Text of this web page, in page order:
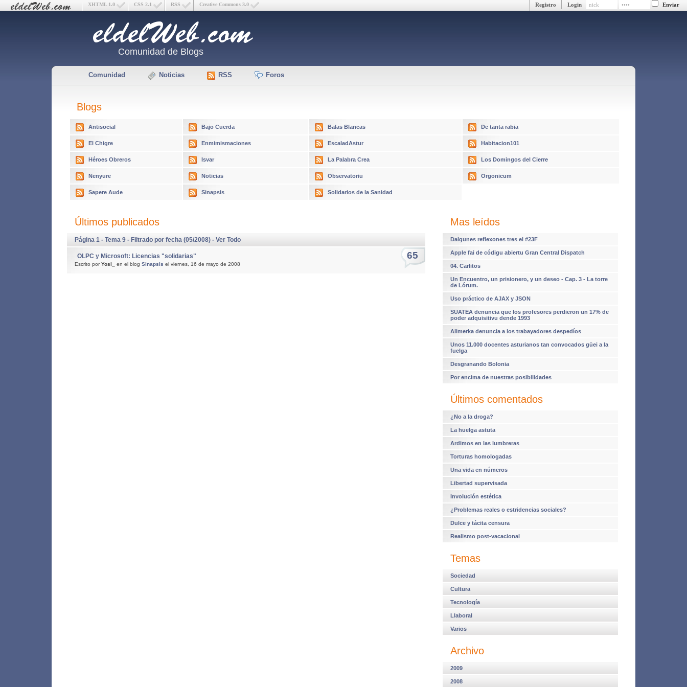
Creative Commons 3.0
RSS
CSS 2.1
XHTML 1.0 Login
Registro
Comunidad de Blogs
Comunidad Noticias RSS Foros
Blogs
Antisocial Bajo Cuerda Balas Blancas De tanta rabia
El Chigre Enmimismaciones EscaladAstur Habitacion101
Héroes Obreros Isvar La Palabra Crea Los Domingos del Cierre
Nenyure Noticias Observatoriu Orgonicum
Sapere Aude Sinapsis Solidarios de la Sanidad
Mas leídos
Dalgunes reflexones tres el #23F
Apple fai de códigu abiertu Gran Central Dispatch
04. Carlitos
Un Encuentro, un prisionero, y un deseo - Cap. 3 - La torre
de Lórum.
Uso práctico de AJAX y JSON
SUATEA denuncia que los profesores perdieron un 17% de
poder adquisitivu dende 1993
Alimerka denuncia a los trabayadores despedíos
Unos 11.000 docentes asturianos tan convocados güei a la
fuelga
Desgranando Bolonia
Por encima de nuestras posibilidades
Últimos comentados
¿No a la droga?
La huelga astuta
Ardimos en las lumbreras
Torturas homologadas
Una vida en números
Libertad supervisada
Involución estética
¿Problemas reales o estridencias sociales?
Dulce y tácita censura
Realismo post-vacacional
Temas
Sociedad
Cultura
Tecnología
Llaboral
Varios
Archivo
2009
2008
Últimos publicados
Página 1 - Tema 9 - Filtrado por fecha (05/2008) - Ver Todo
65
OLPC y Microsoft: Licencias "solidarias"
Escrito porYosi_ en el blog Sinapsis el viernes, 16 de mayo de 2008